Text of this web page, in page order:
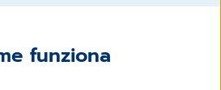
funziona